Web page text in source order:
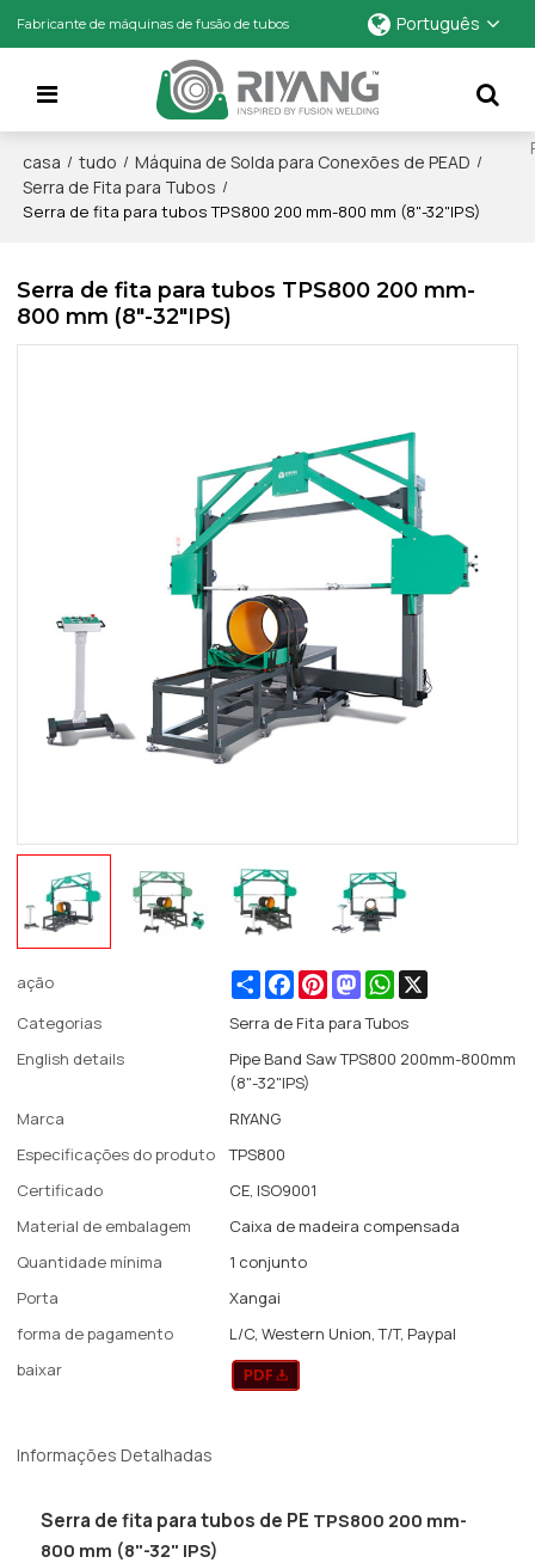
Fabricante de máquinas de fusão de tubos Português
casa / tudo / Máquina de Solda para Conexões de PEAD /
Serra de Fita para Tubos /
Serra de fita para tubos TPS800 200 mm-800 mm (8"-32"IPS)
Serra de fita para tubos TPS800 200 mm-
800 mm (8"-32"IPS)
ação ShareFacebook
PinterestMastodonWhatsApp
Categorias
Serra de Fita para Tubos
English details
Pipe Band Saw TPS800 200mm-800mm
(8"-32"IPS)
Marca
RIYANG
Especificações do produto
TPS800
Certificado
CE, ISO9001
Material de embalagem
Caixa de madeira compensada
Quantidade mínima
1 conjunto
Porta
Xangai
forma de pagamento
L/C, Western Union, T/T, Paypal
baixar
Informações Detalhadas
Serra de fita para tubos de PE TPS800 200 mm-
800 mm (8"-32" IPS)